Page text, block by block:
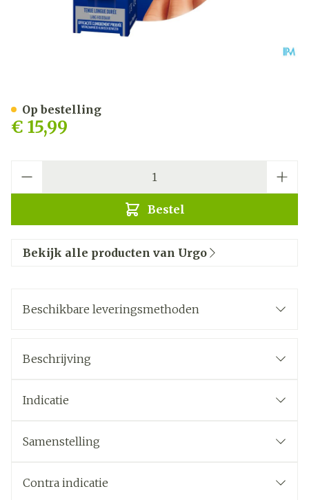
€ 15,99
Bestel
Op bestelling
Bekijk alle producten van Urgo
Beschikbare leveringsmethoden
Beschrijving
Indicatie
Samenstelling
Contra indicatie